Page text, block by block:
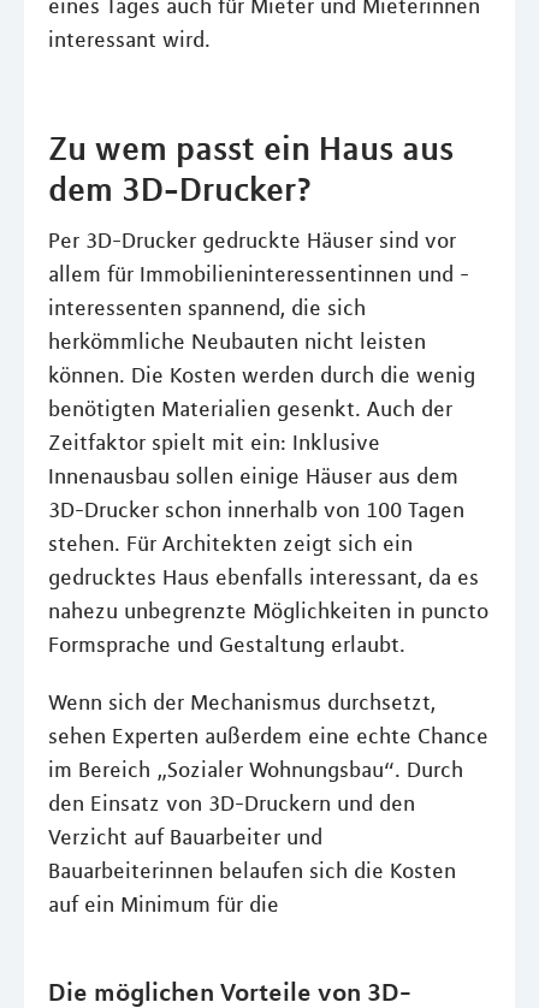
eines Tages auch für Mieter und Mieterinnen
interessant wird.
Zu wem passt ein Haus aus
dem 3D-Drucker?
Per 3D-Drucker gedruckte Häuser sind vor
allem für Immobilieninteressentinnen und -
interessenten spannend, die sich
herkömmliche Neubauten nicht leisten
können. Die Kosten werden durch die wenig
benötigten Materialien gesenkt. Auch der
Zeitfaktor spielt mit ein: Inklusive
Innenausbau sollen einige Häuser aus dem
3D-Drucker schon innerhalb von 100 Tagen
stehen. Für Architekten zeigt sich ein
gedrucktes Haus ebenfalls interessant, da es
nahezu unbegrenzte Möglichkeiten in puncto
Formsprache und Gestaltung erlaubt.
Wenn sich der Mechanismus durchsetzt,
sehen Experten außerdem eine echte Chance
im Bereich „Sozialer Wohnungsbau“. Durch
den Einsatz von 3D-Druckern und den
Verzicht auf Bauarbeiter und
Bauarbeiterinnen belaufen sich die Kosten
auf ein Minimum für die
Die möglichen Vorteile von 3D-